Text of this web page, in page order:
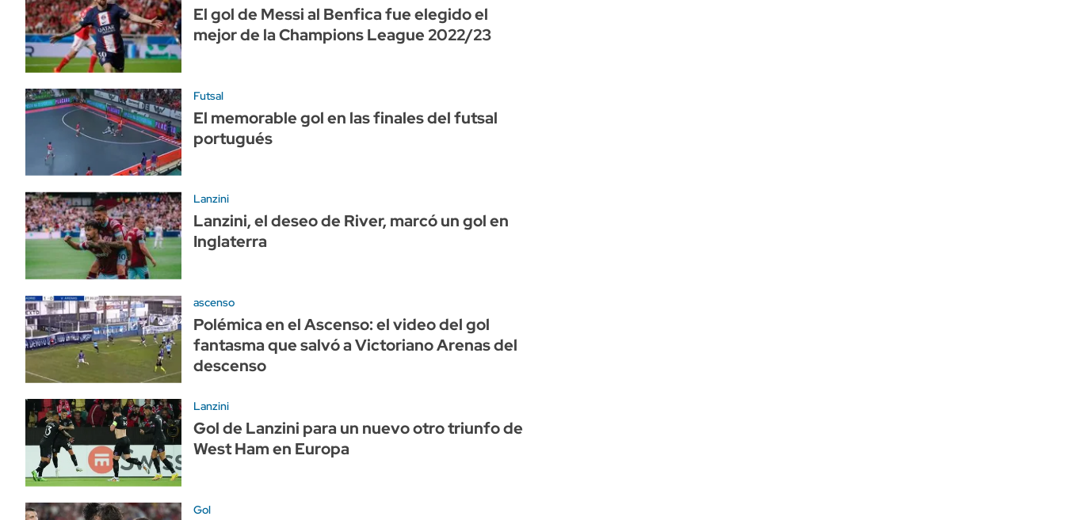
El gol de Messi al Benfica fue elegido el
mejor de la Champions League 2022/23
Futsal
El memorable gol en las finales del futsal
portugués
Lanzini
Lanzini, el deseo de River, marcó un gol en
Inglaterra
ascenso
Polémica en el Ascenso: el video del gol
fantasma que salvó a Victoriano Arenas del
descenso
Lanzini
Gol de Lanzini para un nuevo otro triunfo de
West Ham en Europa
Gol